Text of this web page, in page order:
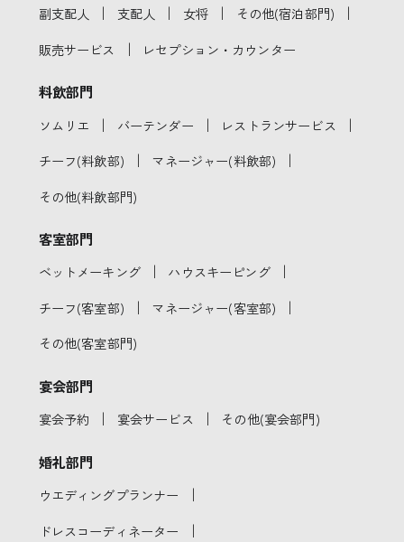
副支配人 ｜ 支配人 ｜ 女将 ｜ その他(宿泊部門) ｜
販売サービス ｜ レセプション・カウンター
料飲部門
ソムリエ ｜ バーテンダー ｜ レストランサービス ｜
チーフ(料飲部) ｜ マネージャー(料飲部) ｜
その他(料飲部門)
客室部門
ベットメーキング ｜ ハウスキーピング ｜
チーフ(客室部) ｜ マネージャー(客室部) ｜
その他(客室部門)
宴会部門
宴会予約 ｜ 宴会サービス ｜ その他(宴会部門)
婚礼部門
ウエディングプランナー ｜
ドレスコーディネーター ｜